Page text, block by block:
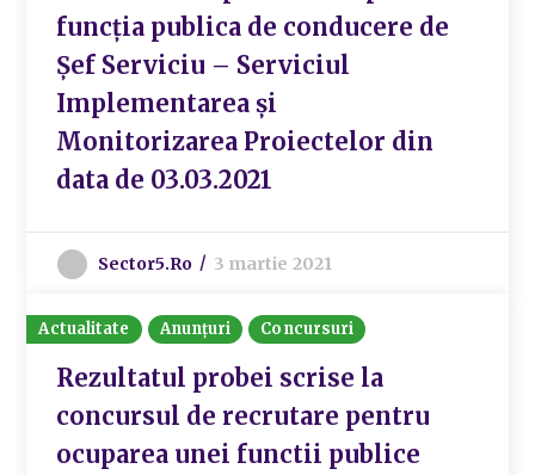
funcția publica de conducere de
Șef Serviciu – Serviciul
Implementarea și
Monitorizarea Proiectelor din
data de 03.03.2021
Sector5.ro 3 martie 2021
Actualitate Anunțuri Concursuri
Rezultatul probei scrise la
concursul de recrutare pentru
ocuparea unei functii publice